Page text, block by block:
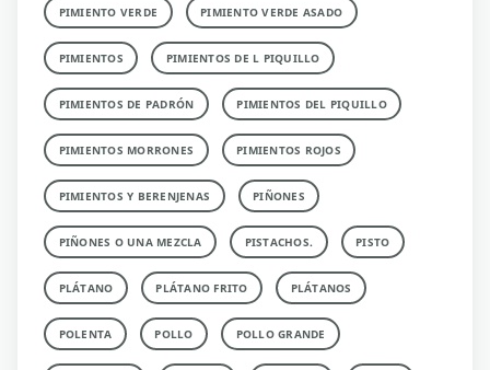
PIMIENTO VERDE PIMIENTO VERDE ASADO
PIMIENTOS PIMIENTOS DE L PIQUILLO
PIMIENTOS DE PADRÓN PIMIENTOS DEL PIQUILLO
PIMIENTOS MORRONES PIMIENTOS ROJOS
PIMIENTOS Y BERENJENAS PIÑONES
PIÑONES O UNA MEZCLA PISTACHOS. PISTO
PLÁTANO PLÁTANO FRITO PLÁTANOS
POLENTA POLLO POLLO GRANDE